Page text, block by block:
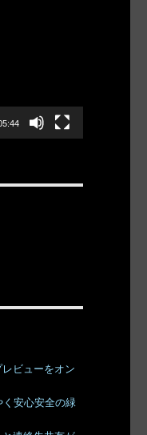
ビューをオン
安心安全の緑